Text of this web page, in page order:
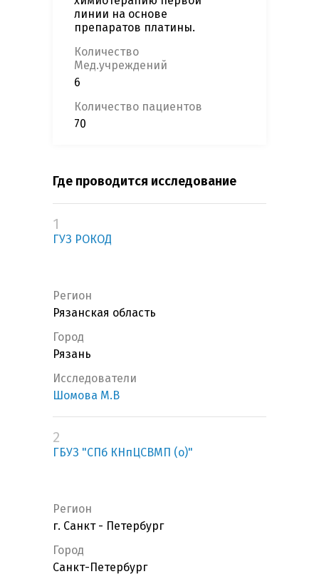
линии на основе
препаратов платины.
Количество
Мед.учреждений
6
Количество пациентов
70
Где проводится исследование
1
ГУЗ РОКОД
Регион
Рязанская область
Город
Рязань
Исследователи
Шомова М.В
2
ГБУЗ "СПб КНпЦСВМП (о)"
Регион
г. Санкт - Петербург
Город
Санкт-Петербург